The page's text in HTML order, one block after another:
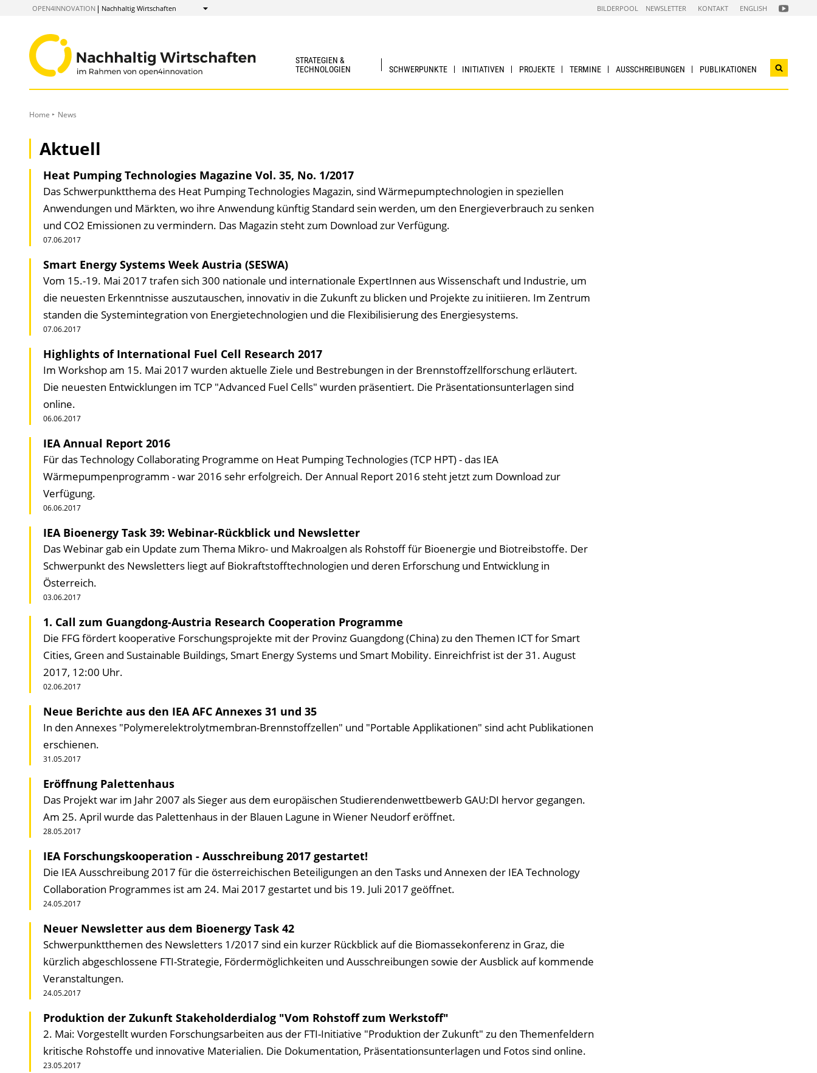
OPEN4INNOVATION Nachhaltig Wirtschaften
Anzeigen
BILDERPOOL NEWSLETTER KONTAKT ENGLISH FOLGEN
SIE
STRATEGIEN &
TECHNOLOGIEN
SCHWERPUNKTE INITIATIVEN PROJEKTE TERMINE AUSSCHREIBUNGEN PUBLIKATIONEN
Home News
Aktuell
Heat Pumping Technologies Magazine Vol. 35, No. 1/2017
Das Schwerpunktthema des Heat Pumping Technologies Magazin, sind Wärmepumptechnologien in speziellen
Anwendungen und Märkten, wo ihre Anwendung künftig Standard sein werden, um den Energieverbrauch zu senken
und CO2 Emissionen zu vermindern. Das Magazin steht zum Download zur Verfügung.
07.06.2017
Smart Energy Systems Week Austria (SESWA)
Vom 15.-19. Mai 2017 trafen sich 300 nationale und internationale ExpertInnen aus Wissenschaft und Industrie, um
die neuesten Erkenntnisse auszutauschen, innovativ in die Zukunft zu blicken und Projekte zu initiieren. Im Zentrum
standen die Systemintegration von Energietechnologien und die Flexibilisierung des Energiesystems.
07.06.2017
Highlights of International Fuel Cell Research 2017
Im Workshop am 15. Mai 2017 wurden aktuelle Ziele und Bestrebungen in der Brennstoffzellforschung erläutert.
Die neuesten Entwicklungen im TCP "Advanced Fuel Cells" wurden präsentiert. Die Präsentationsunterlagen sind
online.
06.06.2017
IEA Annual Report 2016
Für das Technology Collaborating Programme on Heat Pumping Technologies (TCP HPT) - das IEA
Wärmepumpenprogramm - war 2016 sehr erfolgreich. Der Annual Report 2016 steht jetzt zum Download zur
Verfügung.
06.06.2017
IEA Bioenergy Task 39: Webinar-Rückblick und Newsletter
Das Webinar gab ein Update zum Thema Mikro- und Makroalgen als Rohstoff für Bioenergie und Biotreibstoffe. Der
Schwerpunkt des Newsletters liegt auf Biokraftstofftechnologien und deren Erforschung und Entwicklung in
Österreich.
03.06.2017
1. Call zum Guangdong-Austria Research Cooperation Programme
Die FFG fördert kooperative Forschungsprojekte mit der Provinz Guangdong (China) zu den Themen ICT for Smart
Cities, Green and Sustainable Buildings, Smart Energy Systems und Smart Mobility. Einreichfrist ist der 31. August
2017, 12:00 Uhr.
02.06.2017
Neue Berichte aus den IEA AFC Annexes 31 und 35
In den Annexes "Polymerelektrolytmembran-Brennstoffzellen" und "Portable Applikationen" sind acht Publikationen
erschienen.
31.05.2017
Eröffnung Palettenhaus
Das Projekt war im Jahr 2007 als Sieger aus dem europäischen Studierendenwettbewerb GAU:DI hervor gegangen.
Am 25. April wurde das Palettenhaus in der Blauen Lagune in Wiener Neudorf eröffnet.
28.05.2017
IEA Forschungskooperation - Ausschreibung 2017 gestartet!
Die IEA Ausschreibung 2017 für die österreichischen Beteiligungen an den Tasks und Annexen der IEA Technology
Collaboration Programmes ist am 24. Mai 2017 gestartet und bis 19. Juli 2017 geöffnet.
24.05.2017
Neuer Newsletter aus dem Bioenergy Task 42
Schwerpunktthemen des Newsletters 1/2017 sind ein kurzer Rückblick auf die Biomassekonferenz in Graz, die
kürzlich abgeschlossene FTI-Strategie, Fördermöglichkeiten und Ausschreibungen sowie der Ausblick auf kommende
Veranstaltungen.
24.05.2017
Produktion der Zukunft Stakeholderdialog "Vom Rohstoff zum Werkstoff"
2. Mai: Vorgestellt wurden Forschungsarbeiten aus der FTI-Initiative "Produktion der Zukunft" zu den Themenfeldern
kritische Rohstoffe und innovative Materialien. Die Dokumentation, Präsentationsunterlagen und Fotos sind online.
23.05.2017